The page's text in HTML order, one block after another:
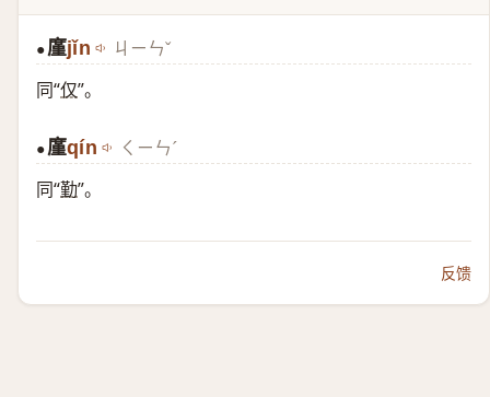
●廑jǐn ㄐㄧㄣˇ
同“仅”。
●廑qín ㄑㄧㄣˊ
同“勤”。
反馈